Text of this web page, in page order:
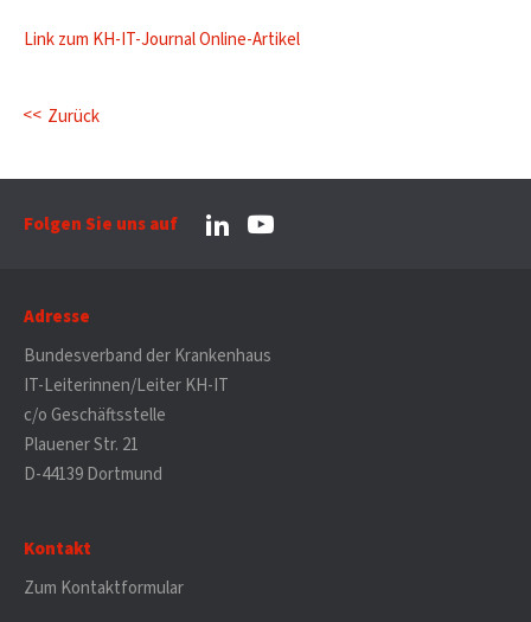
Link zum KH-IT-Journal Online-Artikel
Zurück
Folgen Sie uns auf
Adresse
Bundesverband der Krankenhaus
IT-Leiterinnen/Leiter KH-IT
c/o Geschäftsstelle
Plauener Str. 21
D-44139 Dortmund
Kontakt
Zum Kontaktformular